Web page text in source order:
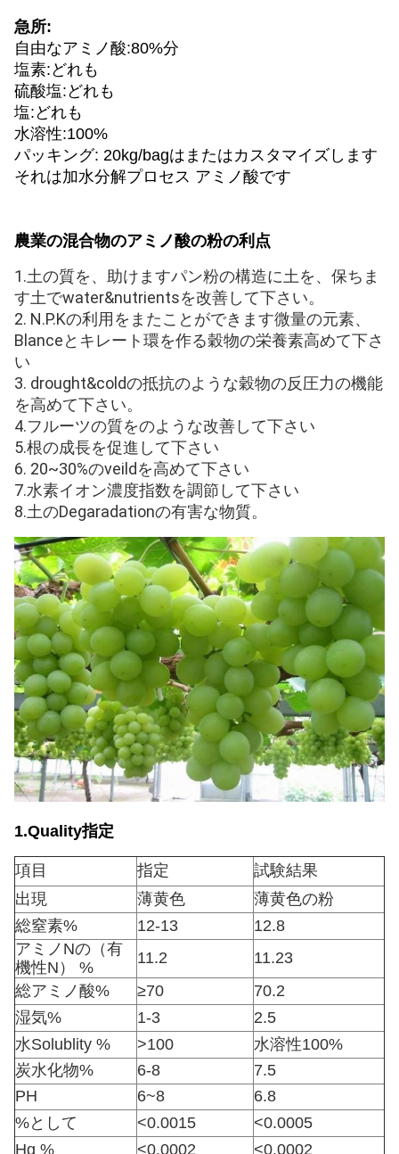
急所:
自由なアミノ酸:80%分
塩素:どれも
硫酸塩:どれも
塩:どれも
水溶性:100%
パッキング: 20kg/bagはまたはカスタマイズします
それは加水分解プロセス アミノ酸です
農業の混合物のアミノ酸の粉の利点
1.土の質を、助けますパン粉の構造に土を、保ちま
す土でwater&nutrientsを改善して下さい。
2. N.P.Kの利用をまたことができます微量の元素、
Blanceとキレート環を作る穀物の栄養素高めて下さ
い
3. drought&coldの抵抗のような穀物の反圧力の機能
を高めて下さい。
4.フルーツの質をのような改善して下さい
5.根の成長を促進して下さい
6. 20~30%のveildを高めて下さい
7.水素イオン濃度指数を調節して下さい
8.土のDegaradationの有害な物質。
1.Quality指定
項目 指定
試験結果
出現
薄黄色
薄黄色の粉
総窒素%
12-13
12.8
アミノNの（有
機性N） %
11.2
11.23
総アミノ酸%
≥70
70.2
湿気%
1-3
2.5
水Solublity %
>100
水溶性100%
炭水化物%
6-8
7.5
PH
6~8
6.8
%として
<0.0015
<0.0005
Hg %
<0.0002 <0.0002